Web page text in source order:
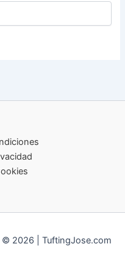
2026 | TuftingJose.com